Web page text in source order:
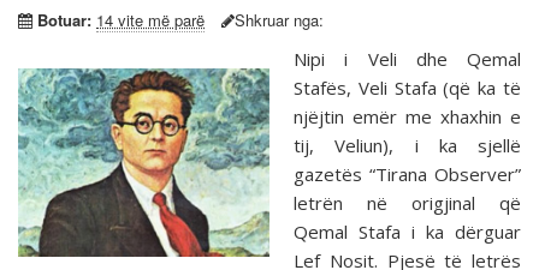
Botuar: 14 vite më parë Shkruar nga:
Nipi i Veli dhe Qemal
Stafës, Veli Stafa (që ka të
njëjtin emër me xhaxhin e
tij, Veliun), i ka sjellë
gazetës “Tirana Observer”
letrën në origjinal që
Qemal Stafa i ka dërguar
Lef Nosit. Pjesë të letrës